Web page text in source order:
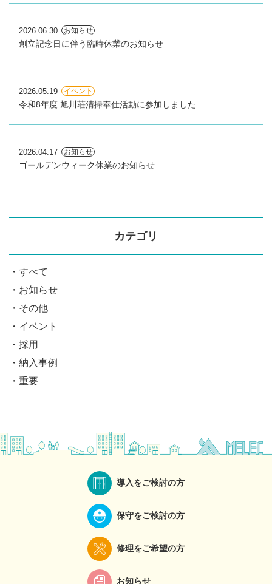
2026.06.30 お知らせ
創立記念日に伴う臨時休業のお知らせ
2026.05.19 イベント
令和8年度 旭川荘清掃奉仕活動に参加しました
2026.04.17 お知らせ
ゴールデンウィーク休業のお知らせ
カテゴリ
すべて
お知らせ
その他
イベント
採用
納入事例
重要
導入をご検討の方
保守をご検討の方
修理をご希望の方
お知らせ